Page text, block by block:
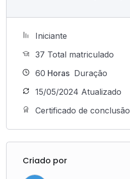
Iniciante
37 Total matriculado
60 Horas Duração
15/05/2024 Atualizado
Certificado de conclusão
Criado por